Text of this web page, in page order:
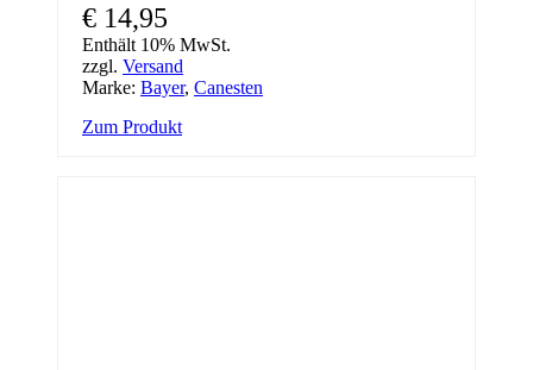
€ 14,95
Enthält 10% MwSt.
zzgl. Versand
Marke: Bayer, Canesten
Zum Produkt